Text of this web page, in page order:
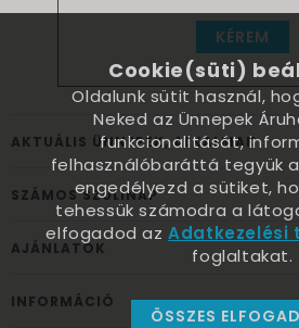
KÉREM
AKTUÁLIS ÜNNEPEK, ALKALMAK
SZÁMOS SZÜLINAP
AJÁNLATOK
INFORMÁCIÓ
Cookie(süti)
Oldalunk sütit használ,
Neked az Ünnepek
funkcionalitását,
felhasználóbaráttá tegyük
engedélyezd a sütiket,
tehessük számodra a
elfogadod azAdatkezelési
foglaltakat.
ÖSSZES